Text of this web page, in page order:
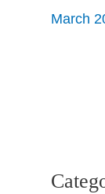
March